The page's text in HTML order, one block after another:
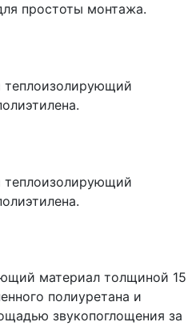
простоты монтажа.
теплоизолирующий
теплоизолирующий
материал толщиной 15
полиуретана и
звукопоглощения за